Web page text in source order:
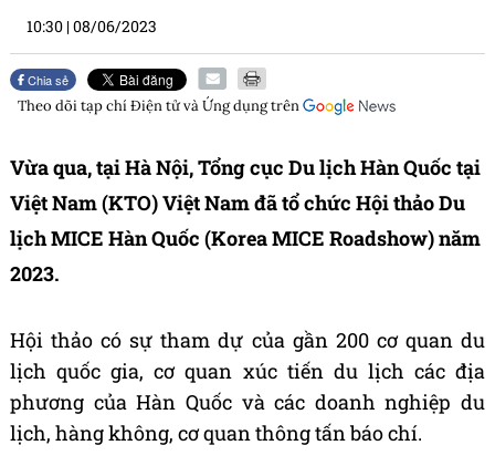
10:30 |08/06/2023
Chia sẻ
Theo dõi tạp chíĐiện tử và Ứng dụngtrên
Vừa qua, tại Hà Nội, Tổng cục Du lịch Hàn Quốc tại
Việt Nam (KTO) Việt Nam đã tổ chức Hội thảo Du
lịch MICE Hàn Quốc (Korea MICE Roadshow) năm
2023.
Hội thảo có sự tham dự của gần 200 cơ quan du
lịch quốc gia, cơ quan xúc tiến du lịch các địa
phương của Hàn Quốc và các doanh nghiệp du
lịch, hàng không, cơ quan thông tấn báo chí.